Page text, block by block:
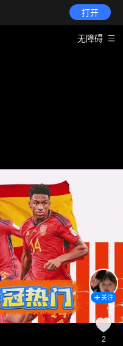
打开
无障碍
关注
2